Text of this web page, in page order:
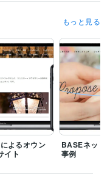
SQL:12年
スプレッドシート:10年
:10年BASE:5年
ラーミーショップ:2年
年
もっと見る
よるオウン
イト
BASEネット
事例